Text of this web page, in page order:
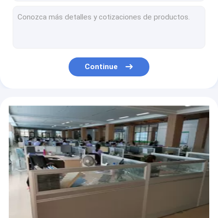
31.75MM 1 1/4 de polegada SS sem emenda conduzem o ruído 2448 2391 o revestimento de ASTM A240 304 No.4
Programação 80 3 2 tubulação de aço inoxidável NO.4 316 da polegada 316 304 201 fornecedores de aço inoxidável do tubo 316l
Folha de aço inoxidável da placa Sus304 Ss316 de 0,6 milímetros 0,5 milímetro 0,4 milímetro 0,3 milímetro Aisi 304
Continue